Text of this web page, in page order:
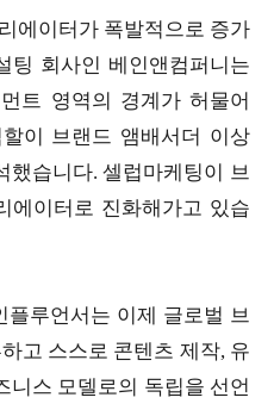
에이터가 폭발적으로 증가
팅 회사인 베인앤컴퍼니는
트 영역의 경계가 허물어
이 브랜드 앰배서더 이상
했습니다. 셀럽마케팅이 브
에이터로 진화해가고 있습
플루언서는 이제 글로벌 브
고 스스로 콘텐츠 제작, 유
니스 모델로의 독립을 선언